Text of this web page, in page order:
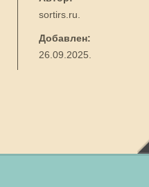
sortirs.ru.
Добавлен:
26.09.2025.